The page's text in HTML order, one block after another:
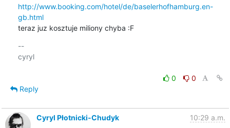
http://www.booking.com/hotel/de/baselerhofhamburg.en-
gb.html
teraz juz kosztuje miliony chyba :F
--
cyryl
0
0
Reply
Cyryl Płotnicki-Chudyk 10:29 a.m.